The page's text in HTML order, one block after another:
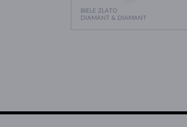
BIELE ZLATO
DIAMANT & DIAMANT